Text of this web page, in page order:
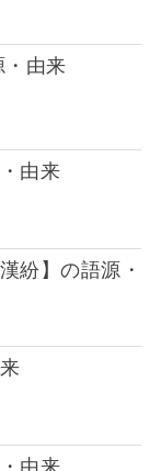
・由来
由来
紛】の語源・
由来